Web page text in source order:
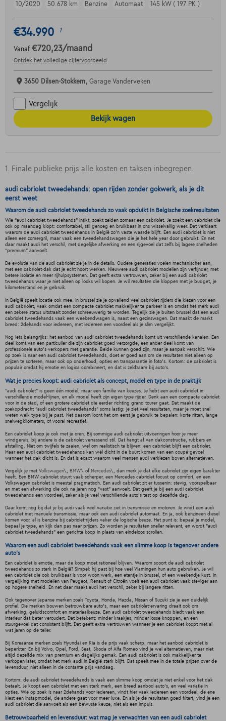
10/2020
50.678 km Benzine Automaat 145 kW ( 197 PK )
€34.990 1
Vanaf €720,23/maand
Ontdek het volledige cijfervoorbeeld
3650 Dilsen-Stokkem, Garage Vanderveken
Vergelijk
Bekijk wagen
1. Finale publieke prijs alle kosten en taksen inbegrepen.
audi cabriolet tweedehands: open rijden zonder gokwerk, als je dit
eerst weet
Waarom de audi cabriolet tweedehands zo vaak opduikt in Belgische zoekresultaten
Wie “audi cabriolet tweedehands” intikt, zoekt zelden zomaar een cabriolet. Je zoekt een cabriolet die
ook op maandag klopt: comfortabel, stil genoeg en bruikbaar in ons wisselvallig weer. Dat verklaart
waarom de audi cabriolet tweedehands in België zo’n vaste waarde blijft. Een audi cabriolet is niet
alleen een zomergril, maar vaak een tweedehandswagen die je het hele year door gebruikt. En net
daar maakt audi het verschil, met degelijke afwerking en een rijgevoel dat zelfs bij lagere snelheden
“premium” aanvoelt.
De evolutie van de audi cabriolet zie je in de details. Oudere generaties voelen mechanischer aan,
met een cabriolet-dak dat je echt hoort werken. Nieuwere audi cabriolet modellen zijn verfijnder, met
betere isolatie en meer rijhulpsystemen. Dat geeft extra vertrouwen, zeker bij een audi cabriolet
tweedehands waar je niet alleen op looks wil kopen. Je wil resultaten die kloppen met je budget, je
kilometerstand en je gebruik.
In België speelt locatie ook mee. In brussel zie je opvallend veel cabriolet-rijders die kiezen voor een
audi cabriolet, vaak omdat een compacte cabriolet makkelijker te parkeer is en omdat het merk audi
een zekere status uitstraalt zonder schreeuwerig te worden. Tegelijk zie je buiten brussel dat een audi
cabriolet tweedehands vaak een weekendwagen is, naast een gezinswagen. Dat maakt de markt
breed: 2dehands voor iedereen, met iedereen een voordeel als je slim vergelijkt.
Nog iets belangrijks: het aanbod van audi cabriolet tweedehands komt uit verschillende kanalen. Een
deel komt van een particulier die zijn cabriolet goed verzorgde, een ander deel komt van
professionele auto’s-verkopers met garantie. Beide kunnen goed zijn, maar je aanpak verschilt. Wie
op zoek is naar een audi cabriolet tweedehands, doet er goed aan om de resultaten niet alleen op
prijzen te sorteren, maar ook op onderhoud, opties en transparantie in foto’s. Kortom: de cabriolet is
populair omdat hij emotie en logica combineert, en dat is zeldzaam bij auto’s.
Wat je precies koopt: audi cabriolet als concept, model en type in de praktijk
“audi cabriolet” is geen één model, maar een familie van keuzes. Je hebt een audi cabriolet in
verschillende model-lijnen, en elk model heeft zijn eigen type rijder. Denk aan een compacte cabriolet
voor in de stad, of een grotere cabriolet die eerder richting grand tourer gaat. Dat maakt de
zoekopdracht “audi cabriolet tweedehands” soms lastig: je ziet veel resultaten, maar je moet snel
weten welk type bij je past. Net daarom loont het om eerst je gebruik te bepalen: korte ritten, lange
snelwegkilometers, of vooral recreatief.
Een cabriolet koop je ook met je oren. Bij sommige audi cabriolet uitvoeringen hoor je meer
windgeruis, bij andere is de cabriolet verrassend stil. Dat hangt af van dakconstructie, rubbers en
afstelling. Niet om twijfels te zaaien, wel om realistisch te blijven: een cabriolet blijft een cabriolet.
Maar een audi cabriolet tweedehands kan wél dicht in de buurt komen van een coupé-gevoel
wanneer het dak dicht is. En dat is exact waarom veel mensen audi verkiezen boven alternatieven.
Vergelijk je met Volkswagen\ , BMW\ of Mercedes\ , dan merk je dat elke cabriolet zijn eigen karakter
heeft. Een BMW cabriolet stuurt vaak scherper, een Mercedes cabriolet focust op comfort, en een
Volkswagen cabriolet is meestal pragmatisch. Een audi cabriolet zit er tussenin: stevig, voorspelbaar
en met een afwerking die ook na jaren nog “vast” aanvoelt. Dat geeft je bij een audi cabriolet
tweedehands een voordeel, zeker als je veel verschillende auto’s test op dezelfde dag.
Daar komt nog bij dat je bij audi vaak veel variatie ziet in transmissie en motoren. Je vindt een audi
cabriolet met manuele transmissie, maar ook een audi cabriolet automaat. En ja, ook benzineen diesel
komen voor, al is benzine bij cabriolet-rijders vaker de logische keuze. Het punt is: bepaal je model,
bepaal je type, en kijk dan pas naar prijzen. Zo worden je resultaten sneller relevant, en wordt “audi
cabriolet tweedehands” een gerichte koop in plaats van eindeloos scrollen.
Waarom een audi cabriolet tweedehands vaak een slimme koop is tegenover andere
auto’s
Een cabriolet is emotie, maar de koop moet rationeel blijven. Waarom scoort de audi cabriolet
tweedehands zo sterk in België? Simpel: hij past bij hoe veel Vlamingen hun auto gebruiken. Je wil
een cabriolet die ook bruikbaar is voor woon-werk, een etentje in brussel, of een weekendje kust. In
vergelijking met modellen van Peugeot, Renault of Citroën voelt een audi cabriolet vaak steviger aan
op hogere snelheid. En net daar maakt audi het verschil, zeker bij langere ritten.
Ook tegenover Japanse merken zoals Toyota, Honda, Mazda, Nissan of Suzuki zie je een duidelijk
profiel. Die merken bouwen betrouwbare auto’s, maar een cabriolet-ervaring draait ook om
afwerking, geluidscomfort en materiaalkeuze. Een audi cabriolet tweedehands biedt vaak een
interieur dat beter veroudert. Dat betekent: minder kraakjes, minder losse knoppen, en een
stuurgevoel dat consistent blijft. Dat geeft extra vertrouwen wanneer je een cabriolet koopt met al
wat jaren op de teller.
Bij Koreaanse merken zoals Hyundai en Kia is de prijs vaak scherp, maar het aanbod cabriolet is
beperkter. En bij Volvo, Opel, Ford, Seat, Skoda of Alfa Romeo vind je wel alternatieven, maar niet
altijd dezelfde mix van premium en dagelijks gemak. Een audi cabriolet is ook makkelijker te
verkopen later, omdat het merk audi in België sterk blijft. Dat speelt mee in de totale prijzen over de
levensduur, niet alleen in de contante prijs vandaag.
Kortom: de audi cabriolet tweedehands is vaak een slimme koop omdat je niet enkel voor het dak
betaalt. Je koopt een cabriolet met een sterk merk, een breed aanbod auto’s, en veel variatie in
opties. Wie op zoek is naar 2dehands voor iedereen, vindt hier vaak iedereen een voordeel: de ene
kiest een instapmodel, de andere gaat voor meer luxe. En als je de resultaten goed filtert, vind je een
audi cabriolet die aanvoelt als een bewuste keuze, niet als een impuls.
Betrouwbaarheid en levensduur: wat mag je verwachten van een audi cabriolet